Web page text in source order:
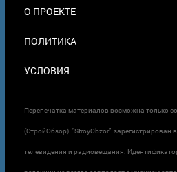
О ПРОЕКТЕ
ПОЛИТИКА
УСЛОВИЯ
Перепечатка материалов возможна только
(СтройОбзор). "StroyObzor" зарегистрирован
телевидения и радиовещания.